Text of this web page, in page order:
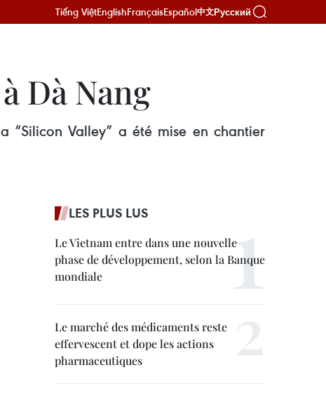
Tiếng ViệtEnglishFrançaisEspañol中文Русский
Dà Nang
“Silicon Valley” a été mise en chantier
LES PLUS LUS
Le Vietnam entre dans une nouvelle
phase de développement, selon la Banque
mondiale
Le marché des médicaments reste
effervescent et dope les actions
pharmaceutiques